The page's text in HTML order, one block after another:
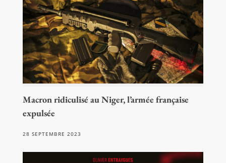
Macron ridiculisé au Niger, l’armée française
expulsée
28 SEPTEMBRE 2023